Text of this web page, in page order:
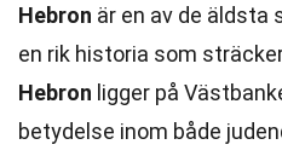
Hebron är en av de äldsta
en rik historia som
Hebron ligger på
betydelse inom både